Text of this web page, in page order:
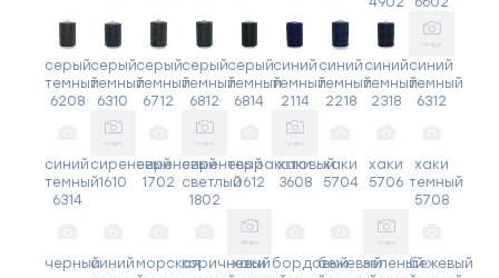
серый
темный
6208
серый
темный
6310
серый
темный
6712
серый
темный
6812
серый
темный
6814
синий
темный
2114
синий
темный
2218
синий
темный
2318
синий
темный
6312
синий
темный
6314
сиреневый
1610
сиреневый
1702
сиреневый
светлый
1802
терракотовый
0612
хаки
3608
хаки
5704
хаки
5706
хаки
темный
5708
черныйсиний морскаякоричневый
хаки бордовыйбежевыйзеленыйбежевый